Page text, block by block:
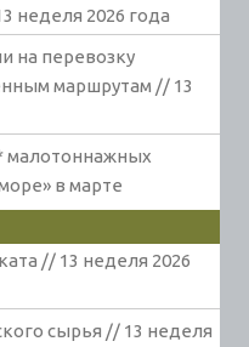
неделя 2026 года
на перевозку
маршрутам // 13
малотоннажных
в марте
// 13 неделя 2026
сырья // 13 неделя